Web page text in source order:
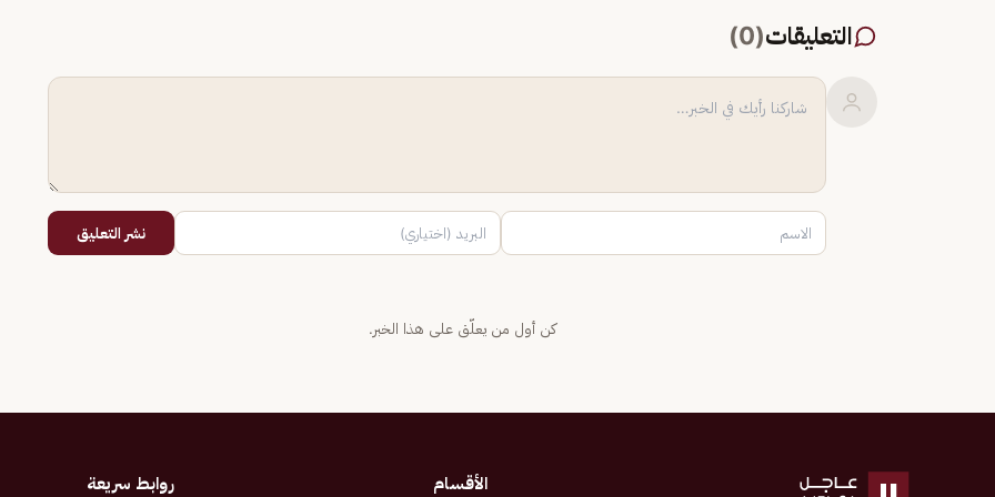
التعليقات(
0
)
نشر التعليق
كن أول من يعلّق على هذا الخبر.
الأقسام روابط سريعة